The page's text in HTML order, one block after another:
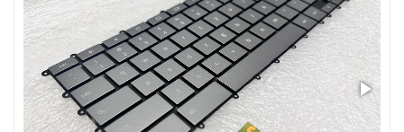
Bàn phím Samsung Chromebook XE930 Gray - Phím User US